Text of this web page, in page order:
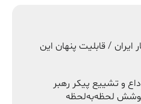
ایران / قابلیت پنهان این
و تشییع پیکر رهبر
لحظه‌به‌لحظه